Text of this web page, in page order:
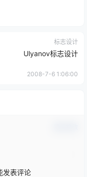
标志设计
Ulyanov标志设计
2008-7-6 1:06:00
发表评论